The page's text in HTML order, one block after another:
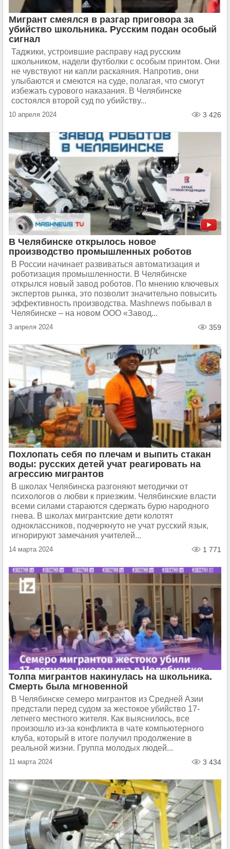
Мигрант смеялся в разгар приговора за
убийство школьника. Русским подан особый
сигнал
Таджики, устроившие расправу над русским
школьником, надели футболки с особым принтом. Они
не чувствуют ни капли раскаяния. Напротив, они
улыбаются и смеются на суде, полагая, что смогут
избежать сурового наказания. В Челябинске
состоялся второй суд по убийству...
10 апреля 2024 3 426
В Челябинске открылось новое
производство промышленных роботов
В России начинает развиваться автоматизация и
роботизация промышленности. В Челябинске
открылся новый завод роботов. По мнению ключевых
экспертов рынка, это позволит значительно повысить
эффективность производства. Mashnews побывал в
Челябинске – на новом ООО «Завод...
3 апреля 2024 359
Похлопать себя по плечам и выпить стакан
воды: русских детей учат реагировать на
агрессию мигрантов
В школах Челябинска разгоняют методички от
психологов о любви к приезжим. Челябинские власти
всеми силами стараются сдержать бурю народного
гнева. В школах мигрантские дети колотят
одноклассников, подчеркнуто не учат русский язык,
игнорируют замечания учителей...
14 марта 2024 1 771
Толпа мигрантов накинулась на школьника.
Смерть была мгновенной
В Челябинске семеро мигрантов из Средней Азии
предстали перед судом за жестокое убийство 17-
летнего местного жителя. Как выяснилось, все
произошло из-за конфликта в чате компьютерного
клуба, который в итоге получил продолжение в
реальной жизни. Группа молодых людей...
11 марта 2024 3 434